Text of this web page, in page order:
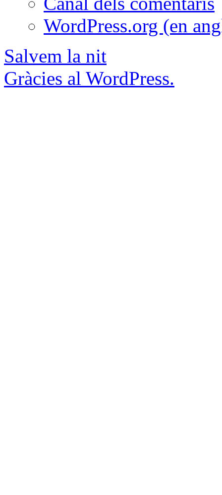
WordPress.org (en
Salvem la nit
Gràcies al WordPress.